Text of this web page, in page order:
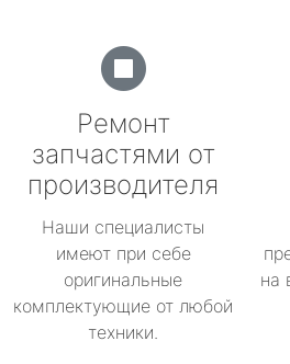
Ремонт
запчастями от
производителя
Наши специалисты
имеют при себе
оригинальные
комплектующие от любой
техники.
на